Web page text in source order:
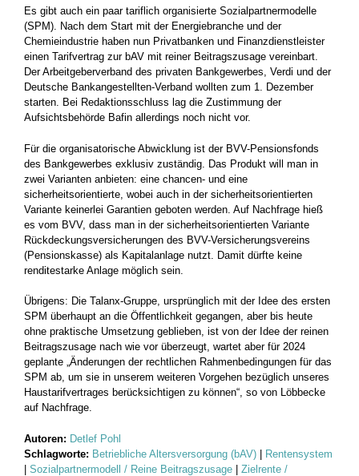
Es gibt auch ein paar tariflich organisierte Sozialpartnermodelle
(SPM). Nach dem Start mit der Energiebranche und der
Chemieindustrie haben nun Privatbanken und Finanzdienstleister
einen Tarifvertrag zur bAV mit reiner Beitragszusage vereinbart.
Der Arbeitgeberverband des privaten Bankgewerbes, Verdi und der
Deutsche Bankangestellten-Verband wollten zum 1. Dezember
starten. Bei Redaktionsschluss lag die Zustimmung der
Aufsichtsbehörde Bafin allerdings noch nicht vor.
Für die organisatorische Abwicklung ist der BVV-Pensionsfonds
des Bankgewerbes exklusiv zuständig. Das Produkt will man in
zwei Varianten anbieten: eine chancen- und eine
sicherheitsorientierte, wobei auch in der sicherheitsorientierten
Variante keinerlei Garantien ­geboten werden. Auf Nachfrage hieß
es vom BVV, dass man in der sicherheitsorientierten Variante
Rückdeckungsversicherungen des BVV-Versicherungsvereins
(Pensionskasse) als Kapitalanlage nutzt. Damit dürfte keine
renditestarke Anlage möglich sein.
Übrigens: Die Talanx-Gruppe, ursprünglich mit der Idee des ersten
SPM überhaupt an die Öffentlichkeit gegangen, aber bis heute
ohne praktische Umsetzung geblieben, ist von der Idee der reinen
Beitragszusage nach wie vor überzeugt, wartet aber für 2024
geplante „Änderungen der rechtlichen Rahmenbedingungen für das
SPM ab, um sie in unserem weiteren Vorgehen bezüglich unseres
Haustarifvertrages berücksichtigen zu können“, so von Löbbecke
auf Nachfrage.
Autoren: Detlef Pohl
Schlagworte: Betriebliche Altersversorgung (bAV) | Rentensystem
| Sozialpartnermodell / Reine Beitragszusage | Zielrente /